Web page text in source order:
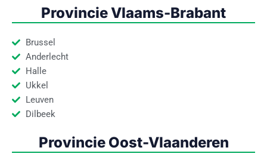
Provincie Vlaams-Brabant
Brussel
Anderlecht
Halle
Ukkel
Leuven
Dilbeek
Provincie Oost-Vlaanderen